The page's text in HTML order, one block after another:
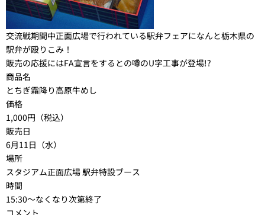
交流戦期間中正面広場で行われている駅弁フェアになんと栃木県の
駅弁が殴りこみ！
販売の応援にはFA宣言をするとの噂のU字工事が登場!?
商品名
とちぎ霜降り高原牛めし
価格
1,000円（税込）
販売日
6月11日（水）
場所
スタジアム正面広場 駅弁特設ブース
時間
15:30～なくなり次第終了
コメント